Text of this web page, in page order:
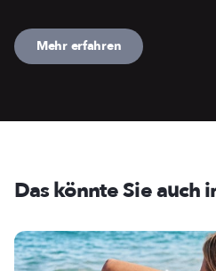
Mehr erfahren
Das könnte Sie auch